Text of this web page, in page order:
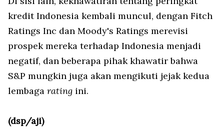
kredit Indonesia kembali muncul, dengan Fitch
Ratings Inc dan Moody's Ratings merevisi
prospek mereka terhadap Indonesia menjadi
negatif, dan beberapa pihak khawatir bahwa
S&P mungkin juga akan mengikuti jejak kedua
lembaga rating ini.
(dsp/aji)